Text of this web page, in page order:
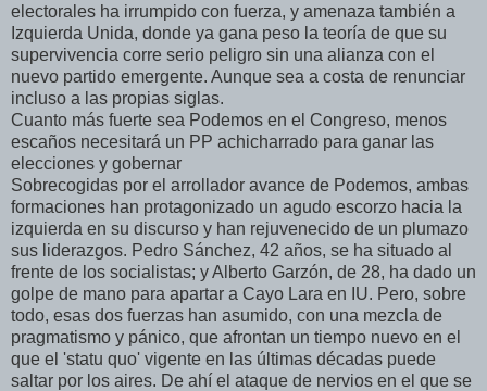
electorales ha irrumpido con fuerza, y amenaza también a
Izquierda Unida, donde ya gana peso la teoría de que su
supervivencia corre serio peligro sin una alianza con el
nuevo partido emergente. Aunque sea a costa de renunciar
incluso a las propias siglas.
Cuanto más fuerte sea Podemos en el Congreso, menos
escaños necesitará un PP achicharrado para ganar las
elecciones y gobernar
Sobrecogidas por el arrollador avance de Podemos, ambas
formaciones han protagonizado un agudo escorzo hacia la
izquierda en su discurso y han rejuvenecido de un plumazo
sus liderazgos. Pedro Sánchez, 42 años, se ha situado al
frente de los socialistas; y Alberto Garzón, de 28, ha dado un
golpe de mano para apartar a Cayo Lara en IU. Pero, sobre
todo, esas dos fuerzas han asumido, con una mezcla de
pragmatismo y pánico, que afrontan un tiempo nuevo en el
que el 'statu quo' vigente en las últimas décadas puede
saltar por los aires. De ahí el ataque de nervios en el que se